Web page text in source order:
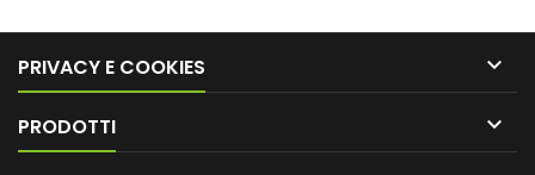
PRIVACY E COOKIES 
PRODOTTI 